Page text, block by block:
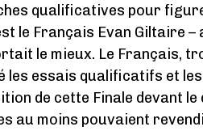
qualificatives pour
le Français Evan Giltaire
le mieux. Le Français,
les essais qualificatifs et
de cette Finale devant le
au moins pouvaient